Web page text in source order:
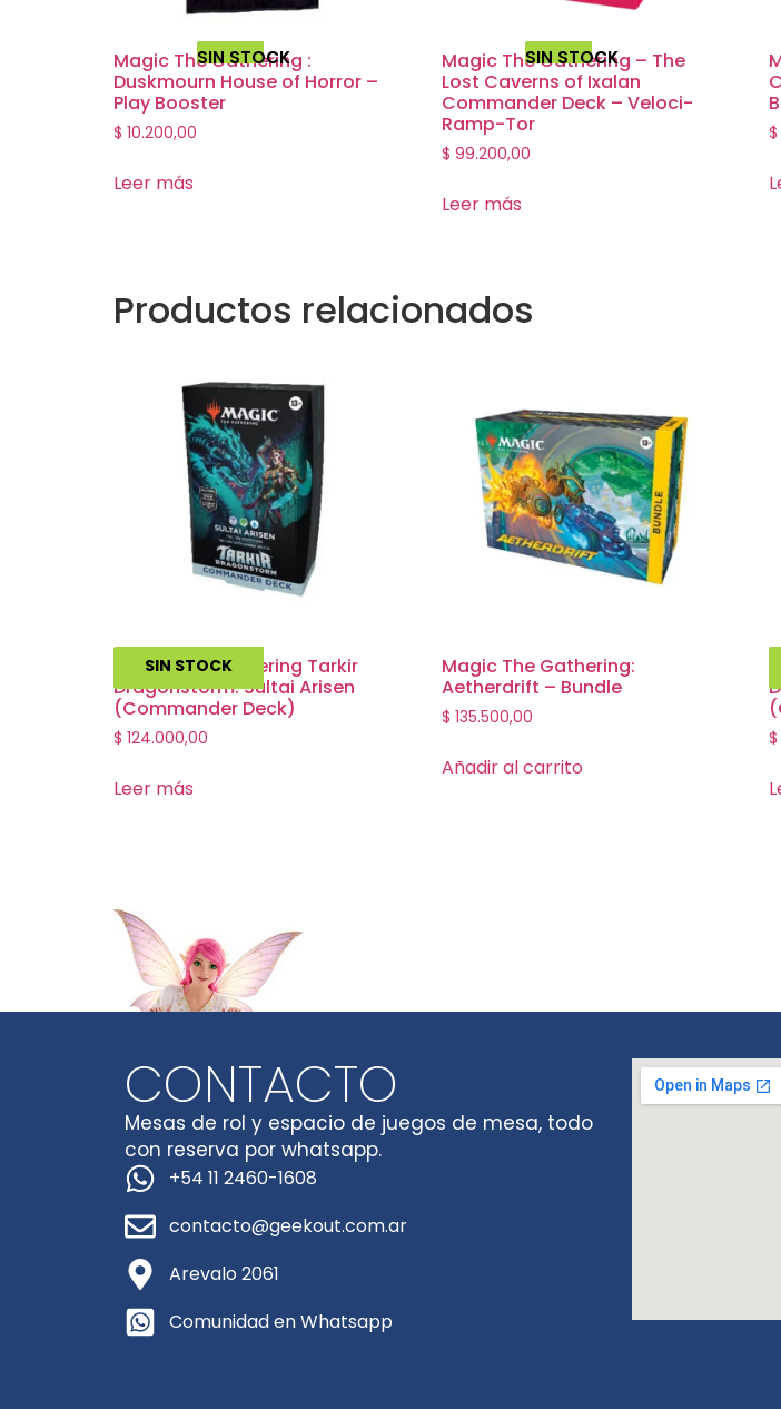
SIN STOCK
Magic The Gathering :
Duskmourn House of Horror –
Play Booster
$ 10.200,00
Leer más
SIN STOCK
Magic The Gathering – The
Lost Caverns of Ixalan
Commander Deck – Veloci-
Ramp-Tor
$ 99.200,00
Leer más
$
Productos relacionados
SIN STOCK
Magic The Gathering Tarkir
Dragonstorm: Sultai Arisen
(Commander Deck)
$ 124.000,00
Leer más
Magic The Gathering:
Aetherdrift – Bundle
$ 135.500,00
Añadir al carrito
$
CONTACTO
Mesas de rol y espacio de juegos de mesa, todo
con reserva por whatsapp.
+54 11 2460-1608
contacto@geekout.com.ar
Arevalo 2061
Comunidad en Whatsapp